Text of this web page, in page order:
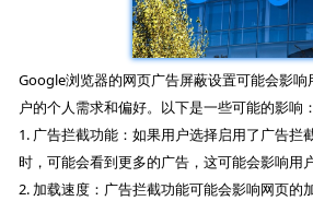
Google浏览器的网页广告屏蔽设置可能会影
户的个人需求和偏好。以下是一些可能的影响：
1. 广告拦截功能：如果用户选择启用了广告拦
时，可能会看到更多的广告，这可能会影响用
2. 加载速度：广告拦截功能可能会影响网页的